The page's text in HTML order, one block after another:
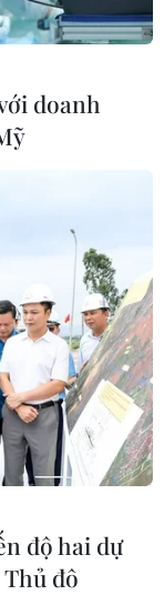
doanh
độ hai dự
đô